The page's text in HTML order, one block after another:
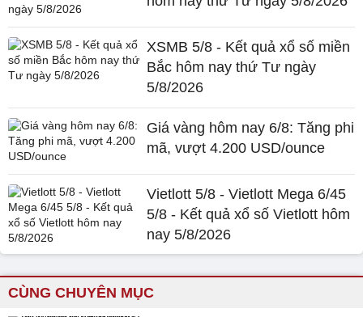
XSMB 5/8 - Kết quả xổ số miền
Bắc hôm nay thứ Tư ngày
5/8/2026
Giá vàng hôm nay 6/8: Tăng phi
mã, vượt 4.200 USD/ounce
Vietlott 5/8 - Vietlott Mega 6/45
5/8 - Kết quả xổ số Vietlott hôm
nay 5/8/2026
CÙNG CHUYÊN MỤC